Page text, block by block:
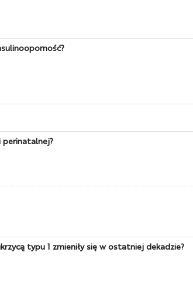
perinatalnej?
typu 1 zmieniły się w ostatniej dekadzie?